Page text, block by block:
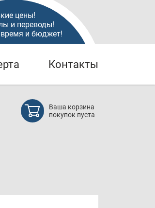
цены!
и переводы!
и бюджет!
Контакты
Ваша корзина
покупок пуста